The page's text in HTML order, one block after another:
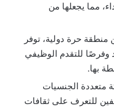
مما يجعلها من
منطقة حرة دولية، توفر
وفرصًا للتقدم الوظيفي
بها.
متعددة الجنسيات
للتعرف على ثقافات